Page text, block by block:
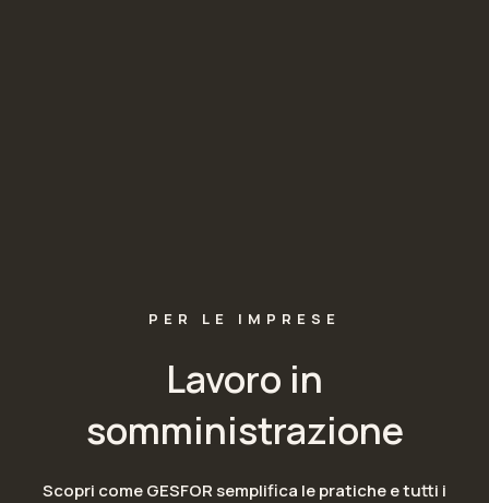
PER LE IMPRESE
Lavoro in
somministrazione
Scopri come GESFOR semplifica le pratiche e tutti i